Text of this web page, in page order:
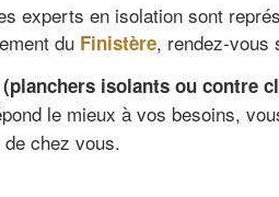
experts en isolation sont
du Finistère, rendez-vous
isolants ou contre
le mieux à vos besoins,
chez vous.